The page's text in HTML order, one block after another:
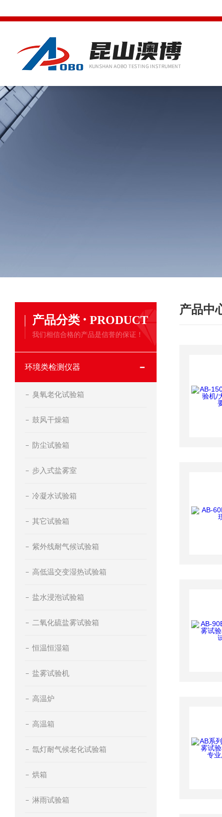
产品分类 · PRODUCT
我们相信合格的产品是信誉的保证！
环境类检测仪器
臭氧老化试验箱
鼓风干燥箱
防尘试验箱
步入式盐雾室
冷凝水试验箱
其它试验箱
紫外线耐气候试验箱
高低温交变湿热试验箱
盐水浸泡试验箱
二氧化硫盐雾试验箱
恒温恒湿箱
盐雾试验机
高温炉
高温箱
氙灯耐气候老化试验箱
烘箱
淋雨试验箱
产品中